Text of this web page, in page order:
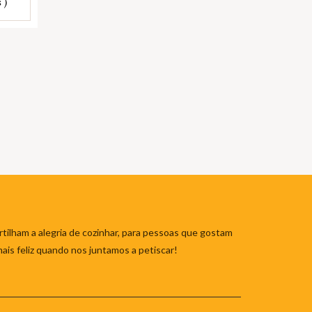
a alegria de cozinhar, para pessoas que gostam
feliz quando nos juntamos a petiscar!